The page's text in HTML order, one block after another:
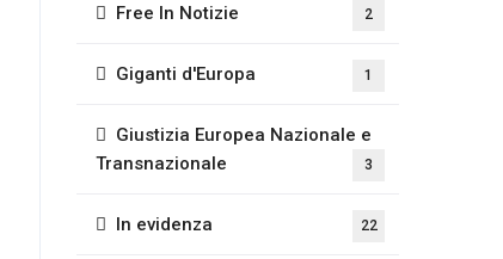
Free In Notizie 2
Giganti d'Europa 1
Giustizia Europea Nazionale e
Transnazionale
3
In evidenza 22